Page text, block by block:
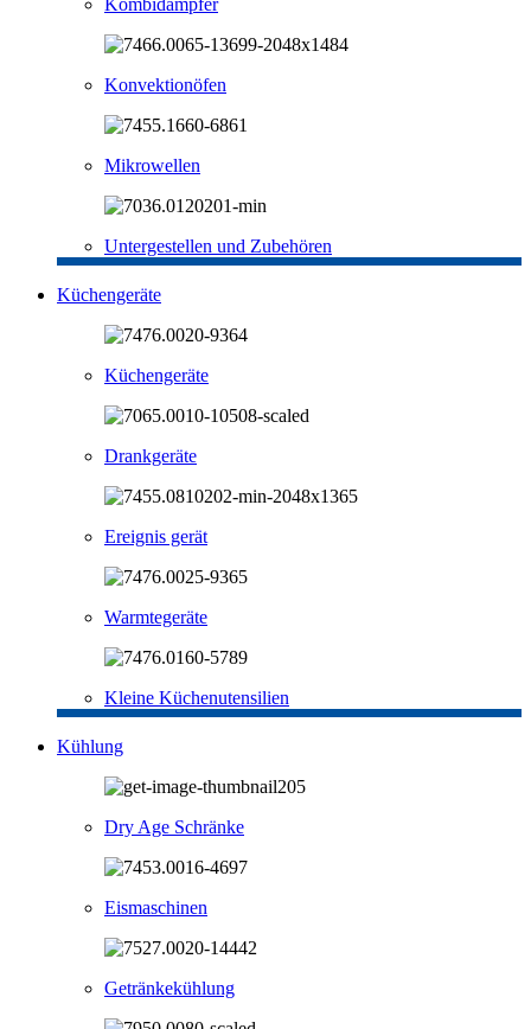
Kombidämpfer
Konvektionöfen
Mikrowellen
Untergestellen und Zubehören
Küchengeräte
Küchengeräte
Drankgeräte
Ereignis gerät
Warmtegeräte
Kleine Küchenutensilien
Kühlung
Dry Age Schränke
Eismaschinen
Getränkekühlung